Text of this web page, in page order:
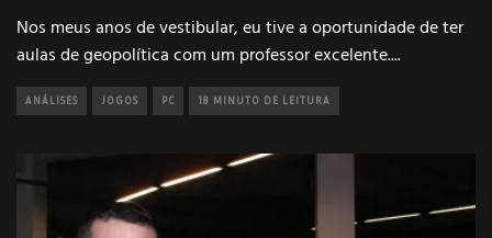
Nos meus anos de vestibular, eu tive a oportunidade de ter
aulas de geopolítica com um professor excelente....
ANÁLISES JOGOS PC 18 MINUTO DE LEITURA